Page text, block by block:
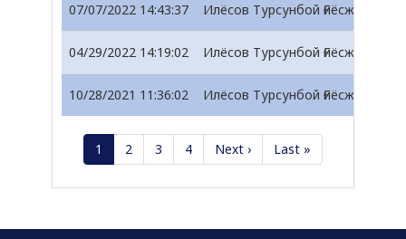
07/07/2022 14:43:37 Илёсов Турсунбой Ғиёсжон ўғли
04/29/2022 14:19:02 Илёсов Турсунбой Ғиёсжон ўғли
10/28/2021 11:36:02 Илёсов Турсунбой Ғиёсжон ўғли
1 2 3 4 Next › Last »